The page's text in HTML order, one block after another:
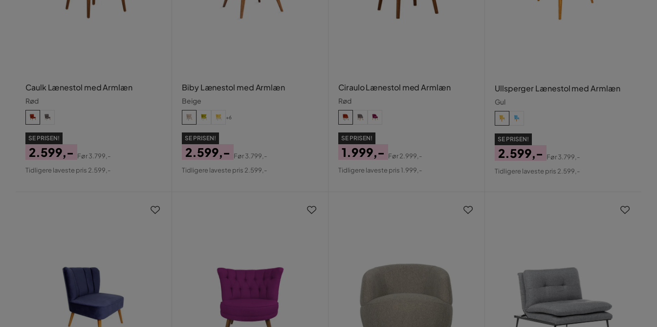
Caulk Lænestol med Armlæn
Rød
SE PRISEN!
Pris
2.599,-
Original
Før3.799,-
Tidligere laveste pris 2.599,-
Biby Lænestol med Armlæn
Beige
+6
SE PRISEN!
Pris
2.599,-
Original
Før3.799,-
Tidligere laveste pris 2.599,-
Ciraulo Lænestol med Armlæn
Rød
SE PRISEN!
Pris
1.999,-
Original
Før2.999,-
Tidligere laveste pris 1.999,-
Ullsperger Lænestol med Armlæn
Gul
SE PRISEN!
Pris
2.599,-
Original
Før3.799,-
Tidligere laveste pris 2.599,-